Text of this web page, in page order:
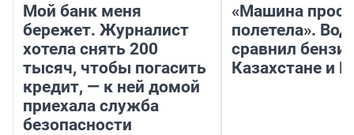
Мой банк меня
бережет. Журналист
хотела снять 200
тысяч, чтобы погасить
кредит, — к ней домой
приехала служба
безопасности
«Машина
полетела».
сравнил
Казахстане и